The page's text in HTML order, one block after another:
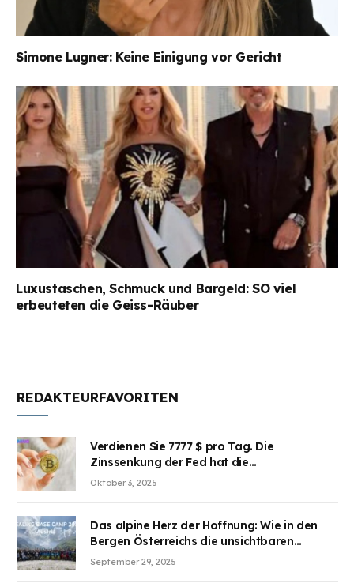
Simone Lugner: Keine Einigung vor Gericht
Luxustaschen, Schmuck und Bargeld: SO viel
erbeuteten die Geiss-Räuber
REDAKTEURFAVORITEN
Verdienen Sie 7777 $ pro Tag. Die
Zinssenkung der Fed hat die
Aufmerksamkeit des Marktes erregt.
Oktober 3, 2025
Das alpine Herz der Hoffnung: Wie in den
Bergen Österreichs die unsichtbaren
Wunden des Kriegesheilen
September 29, 2025